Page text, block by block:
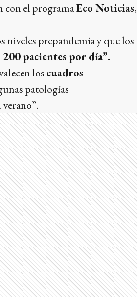
con el programaEco Noticias,
niveles prepandemia y que los
pacientes por día”.
los cuadros
patologías